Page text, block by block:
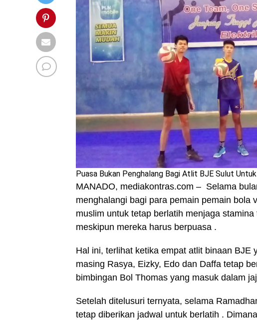
Puasa Bukan Penghalang Bagi Atlit BJE Sulut
MANADO, mediakontras.com – Selama
menghalangi bagi para pemain pemain bola
muslim untuk tetap berlatih menjaga
meskipun mereka harus berpuasa .
Hal ini, terlihat ketika empat atlit binaan BJE
masing Rasya, Eizky, Edo dan Daffa tetap
bimbingan Bol Thomas yang masuk dalam
Setelah ditelusuri ternyata, selama
tetap diberikan jadwal untuk berlatih .